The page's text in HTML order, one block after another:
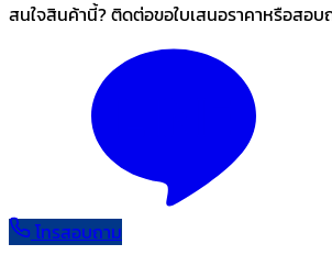
สนใจสินค้านี้? ติดต่อขอใบเสนอราคาหรือสอ
โทรสอบถาม